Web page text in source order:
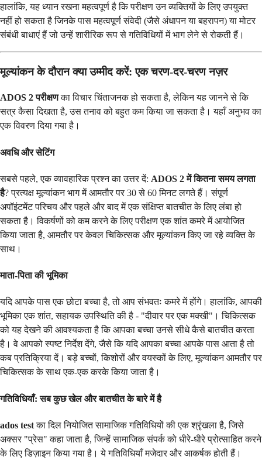
हालांकि, यह ध्यान रखना महत्वपूर्ण है कि परीक्षण उन व्यक्तियों के लिए उपयुक्त
नहीं हो सकता है जिनके पास महत्वपूर्ण संवेदी (जैसे अंधापन या बहरापन) या मोटर
संबंधी बाधाएं हैं जो उन्हें शारीरिक रूप से गतिविधियों में भाग लेने से रोकती हैं।
मूल्यांकन के दौरान क्या उम्मीद करें: एक चरण-दर-चरण नज़र
ADOS 2 परीक्षणका विचार चिंताजनक हो सकता है, लेकिन यह जानने से कि
सत्र कैसा दिखता है, उस तनाव को बहुत कम किया जा सकता है। यहाँ अनुभव का
एक विवरण दिया गया है।
अवधि और सेटिंग
सबसे पहले, एक व्यावहारिक प्रश्न का उत्तर दें: ADOS 2 में कितना समय लगता
है? प्रत्यक्ष मूल्यांकन भाग में आमतौर पर 30 से 60 मिनट लगते हैं। संपूर्ण
अपॉइंटमेंट परिचय और पहले और बाद में एक संक्षिप्त बातचीत के लिए लंबा हो
सकता है। विकर्षणों को कम करने के लिए परीक्षण एक शांत कमरे में आयोजित
किया जाता है, आमतौर पर केवल चिकित्सक और मूल्यांकन किए जा रहे व्यक्ति के
साथ।
माता-पिता की भूमिका
यदि आपके पास एक छोटा बच्चा है, तो आप संभवतः कमरे में होंगे। हालांकि, आपकी
भूमिका एक शांत, सहायक उपस्थिति की है - "दीवार पर एक मक्खी"। चिकित्सक
को यह देखने की आवश्यकता है कि आपका बच्चा उनसे सीधे कैसे बातचीत करता
है। वे आपको स्पष्ट निर्देश देंगे, जैसे कि यदि आपका बच्चा आपके पास आता है तो
कब प्रतिक्रिया दें। बड़े बच्चों, किशोरों और वयस्कों के लिए, मूल्यांकन आमतौर पर
चिकित्सक के साथ एक-एक करके किया जाता है।
गतिविधियाँ: सब कुछ खेल और बातचीत के बारे में है
ados testका दिल नियोजित सामाजिक गतिविधियों की एक श्रृंखला है, जिसे
अक्सर "प्रेस" कहा जाता है, जिन्हें सामाजिक संपर्क को धीरे-धीरे प्रोत्साहित करने
के लिए डिज़ाइन किया गया है। ये गतिविधियाँ मजेदार और आकर्षक होती हैं।